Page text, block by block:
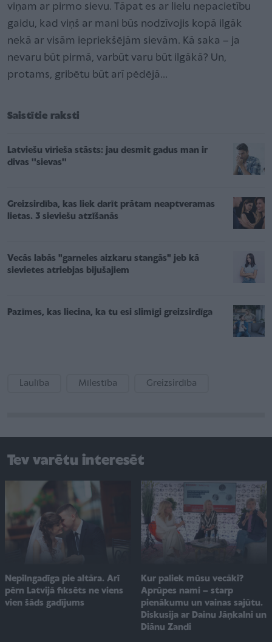
viņam ar pirmo sievu. Tāpat es ar lielu nepacietību
gaidu, kad viņš ar mani būs nodzīvojis kopā ilgāk
nekā ar visām iepriekšējām sievām. Kā saka – ja
nevaru būt pirmā, varbūt varu būt ilgākā? Un,
protams, gribētu būt arī pēdējā…
Saistītie raksti
Latviešu vīrieša stāsts: jau desmit gadus man ir
divas ''sievas''
Greizsirdība, kas liek darīt prātam neaptveramas
lietas. 3 sieviešu atzīšanās
Vecās labās "garneles aizkaru stangās" jeb kā
sievietes atriebjas bijušajiem
Pazīmes, kas liecina, ka tu esi slimīgi greizsirdīga
Laulība Mīlestība Greizsirdība
Tev varētu interesēt
Nepilngadīga pie altāra. Arī
pērn Latvijā fiksēts ne viens
vien šāds gadījums
Kur paliek mūsu vecāki?
Aprūpes nami – starp
pienākumu un vainas sajūtu.
Diskusija ar Dainu Jāņkalni un
Diānu Zandi